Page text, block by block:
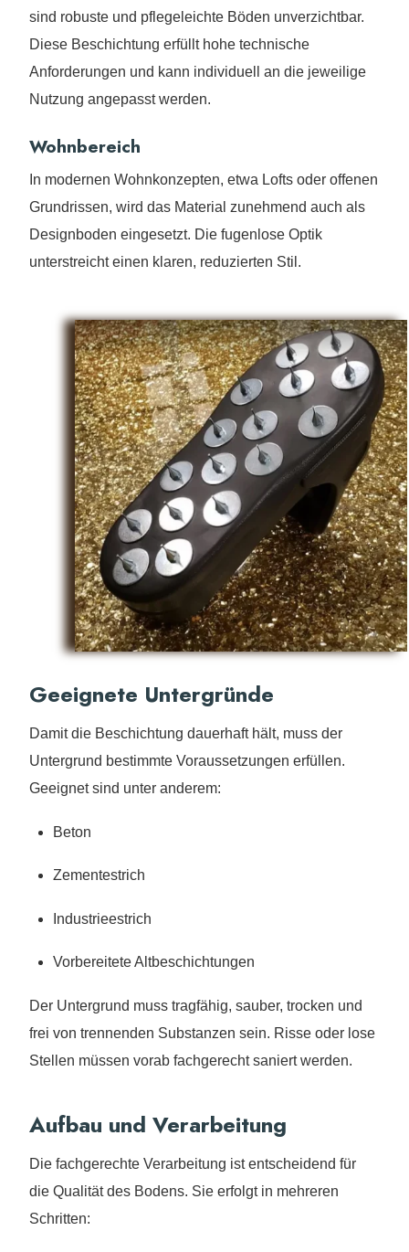
sind robuste und pflegeleichte Böden unverzichtbar.
Diese Beschichtung erfüllt hohe technische
Anforderungen und kann individuell an die jeweilige
Nutzung angepasst werden.
Wohnbereich
In modernen Wohnkonzepten, etwa Lofts oder offenen
Grundrissen, wird das Material zunehmend auch als
Designboden eingesetzt. Die fugenlose Optik
unterstreicht einen klaren, reduzierten Stil.
Geeignete Untergründe
Damit die Beschichtung dauerhaft hält, muss der
Untergrund bestimmte Voraussetzungen erfüllen.
Geeignet sind unter anderem:
Beton
Zementestrich
Industrieestrich
Vorbereitete Altbeschichtungen
Der Untergrund muss tragfähig, sauber, trocken und
frei von trennenden Substanzen sein. Risse oder lose
Stellen müssen vorab fachgerecht saniert werden.
Aufbau und Verarbeitung
Die fachgerechte Verarbeitung ist entscheidend für
die Qualität des Bodens. Sie erfolgt in mehreren
Schritten: